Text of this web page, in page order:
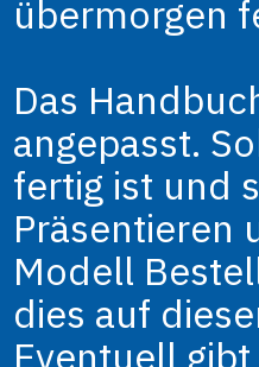
übermorgen
Das
angepasst.
fertig ist und
Präsentieren
Modell
dies auf
Eventuell